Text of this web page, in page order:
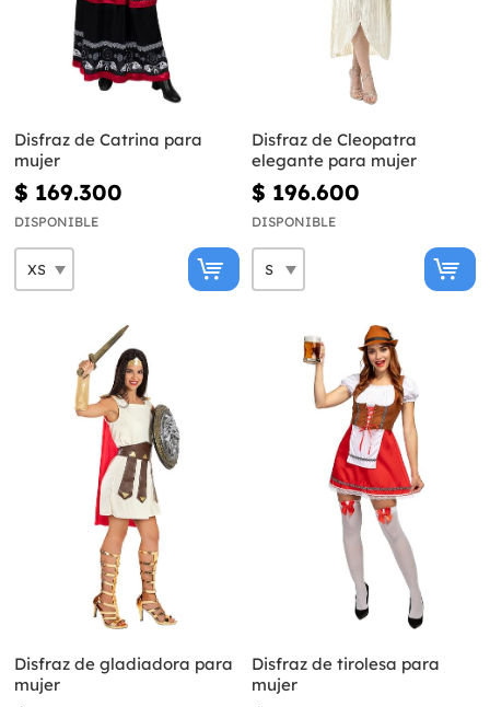
Disfraz de Catrina para
mujer
$ 169.300
DISPONIBLE
Disfraz de Cleopatra
elegante para mujer
$ 196.600
DISPONIBLE
Disfraz de gladiadora para
mujer
Disfraz de tirolesa para
mujer